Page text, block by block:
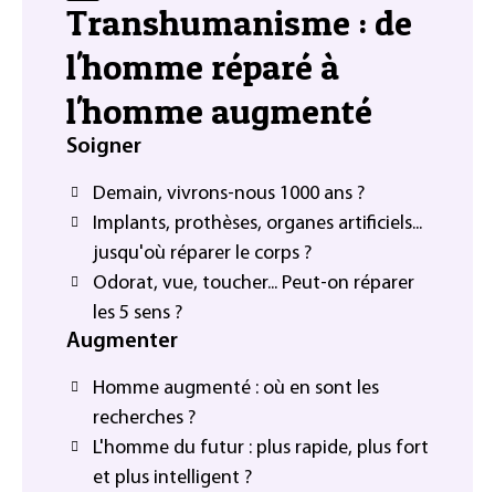
Transhumanisme : de
l'homme réparé à
l'homme augmenté
Soigner
Demain, vivrons-nous 1000 ans ?
Implants, prothèses, organes artificiels...
jusqu'où réparer le corps ?
Odorat, vue, toucher... Peut-on réparer
les 5 sens ?
Augmenter
Homme augmenté : où en sont les
recherches ?
L'homme du futur : plus rapide, plus fort
et plus intelligent ?